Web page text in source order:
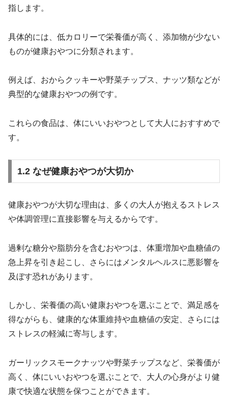
指します。
具体的には、低カロリーで栄養価が高く、添加物が少ない
ものが健康おやつに分類されます。
例えば、おからクッキーや野菜チップス、ナッツ類などが
典型的な健康おやつの例です。
これらの食品は、体にいいおやつとして大人におすすめで
す。
1.2 なぜ健康おやつが大切か
健康おやつが大切な理由は、多くの大人が抱えるストレス
や体調管理に直接影響を与えるからです。
過剰な糖分や脂肪分を含むおやつは、体重増加や血糖値の
急上昇を引き起こし、さらにはメンタルヘルスに悪影響を
及ぼす恐れがあります。
しかし、栄養価の高い健康おやつを選ぶことで、満足感を
得ながらも、健康的な体重維持や血糖値の安定、さらには
ストレスの軽減に寄与します。
ガーリックスモークナッツや野菜チップスなど、栄養価が
高く、体にいいおやつを選ぶことで、大人の心身がより健
康で快適な状態を保つことができます。